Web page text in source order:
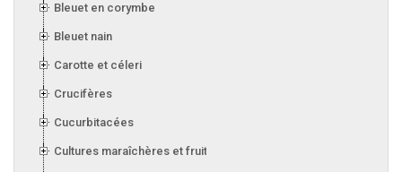
Bleuet en corymbe
Bleuet nain
Carotte et céleri
Crucifères
Cucurbitacées
Cultures maraîchères et fruitières en serre